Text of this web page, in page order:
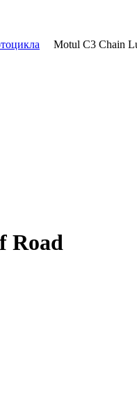
Motul C3 Chain
Road